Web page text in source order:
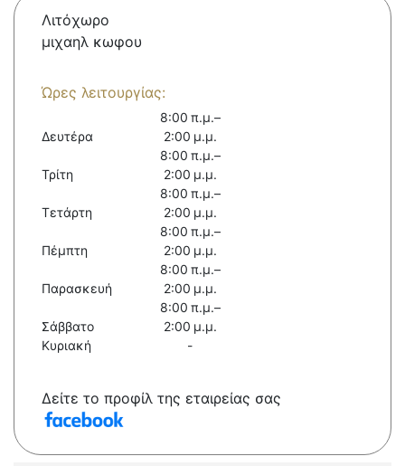
Λιτόχωρο
μιχαηλ κωφου
Ώρες λειτουργίας:
Δευτέρα
8:00 π.μ.–
2:00 μ.μ.
Τρίτη
8:00 π.μ.–
2:00 μ.μ.
Τετάρτη
8:00 π.μ.–
2:00 μ.μ.
Πέμπτη
8:00 π.μ.–
2:00 μ.μ.
Παρασκευή
8:00 π.μ.–
2:00 μ.μ.
Σάββατο
8:00 π.μ.–
2:00 μ.μ.
Κυριακή
-
Δείτε το προφίλ της εταιρείας σας